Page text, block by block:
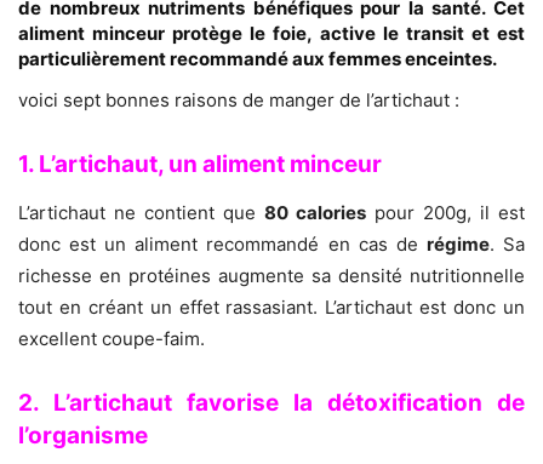
de nombreux nutriments bénéfiques pour la santé. Cet
aliment minceur protège le foie, active le transit et est
particulièrement recommandé aux femmes enceintes.
voici sept bonnes raisons de manger de l’artichaut :
1. L’artichaut, un aliment minceur
L’artichaut ne contient que 80 calories pour 200g, il est
donc est un aliment recommandé en cas de régime. Sa
richesse en protéines augmente sa densité nutritionnelle
tout en créant un effet rassasiant. L’artichaut est donc un
excellent coupe-faim.
2. L’artichaut favorise la détoxification de
l’organisme